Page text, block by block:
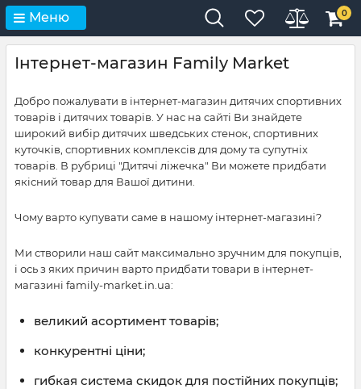
Меню 0
Інтернет-магазин Family Market
Добро пожалувати в інтернет-магазин дитячих спортивних
товарів і дитячих товарів. У нас на сайті Ви знайдете
широкий вибір дитячих шведських стенок, спортивних
куточків, спортивних комплексів для дому та супутніх
товарів. В рубриці "Дитячі ліжечка" Ви можете придбати
якісний товар для Вашої дитини.
Чому варто купувати саме в нашому інтернет-магазині?
Ми створили наш сайт максимально зручним для покупців,
і ось з яких причин варто придбати товари в інтернет-
магазині family-market.in.ua:
великий асортимент товарів;
конкурентні ціни;
гибкая система скидок для постійних покупців;